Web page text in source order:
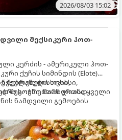
2026/08/03 15:02
მექსიკური ჰოთ-
კერძის - ამერიკული ჰოთ-
ქუჩის სიმინდის (Elote)
შებრაწული სოსისი,
სოუსი, მარილიანი ყველი
ნამდვილი გემოების
მეგობრებთან ერთად